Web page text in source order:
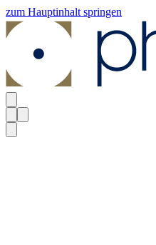
zum Hauptinhalt springen